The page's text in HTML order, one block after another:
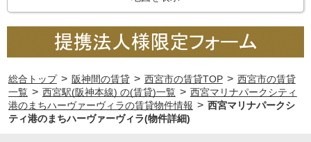
総合トップ > 阪神間の賃貸 > 西宮市の賃貸TOP > 西宮市の賃貸
一覧 > 西宮駅(阪神本線) の(賃貸)一覧 > 西宮マリナパークシティ
港のまちハーヴァーヴィラの賃貸物件情報 > 西宮マリナパークシ
ティ港のまちハーヴァーヴィラ(物件詳細)